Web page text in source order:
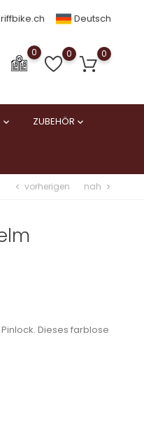
Deutsch
0 0 0
 ZUBEHÖR 
chevron_left vorherigen nah chevron_right
Dieses farblose